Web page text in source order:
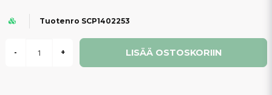
Tuotenro SCP1402253
- + LISÄÄ OSTOSKORIIN